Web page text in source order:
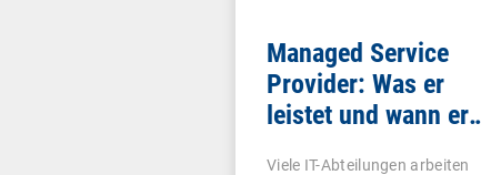
Managed Service
Provider: Was er
leistet und wann er
Viele IT-Abteilungen arbeiten